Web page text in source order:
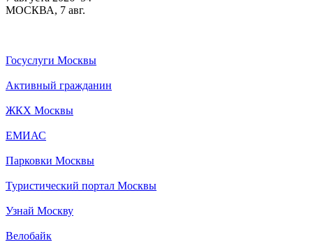
МОСКВА, 7 авг.
Госуслуги Москвы
Активный гражданин
ЖКХ Москвы
ЕМИАС
Парковки Москвы
Туристический портал Москвы
Узнай Москву
Велобайк